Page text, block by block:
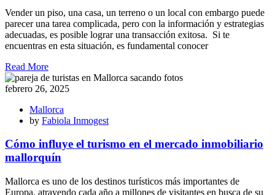
Vender un piso, una casa, un terreno o un local con embargo puede
parecer una tarea complicada, pero con la información y estrategias
adecuadas, es posible lograr una transacción exitosa. Si te
encuentras en esta situación, es fundamental conocer
Read More
febrero 26, 2025
Mallorca
by Fabiola Inmogest
Cómo influye el turismo en el mercado inmobiliario
mallorquín
Mallorca es uno de los destinos turísticos más importantes de
Europa, atrayendo cada año a millones de visitantes en busca de su